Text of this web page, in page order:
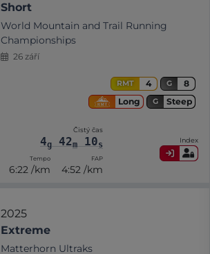
Short
World Mountain and Trail Running
Championships
26 září
RMT 4 G
8
Long
G Steep
Čistý čas
4g42m10s
Tempo
6:22 /km
FAP
4:52 /km
Index
2025
Extreme
Matterhorn Ultraks